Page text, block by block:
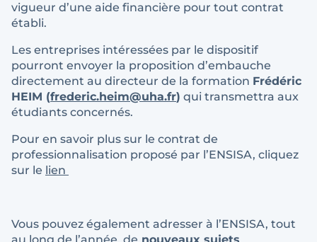
vigueur d’une aide financière pour tout contrat
établi.
Les entreprises intéressées par le dispositif
pourront envoyer la proposition d’embauche
directement au directeur de la formation Frédéric
HEIM (frederic.heim@uha.fr) qui transmettra aux
étudiants concernés.
Pour en savoir plus sur le contrat de
professionnalisation proposé par l’ENSISA, cliquez
sur le lien
Vous pouvez également adresser à l’ENSISA, tout